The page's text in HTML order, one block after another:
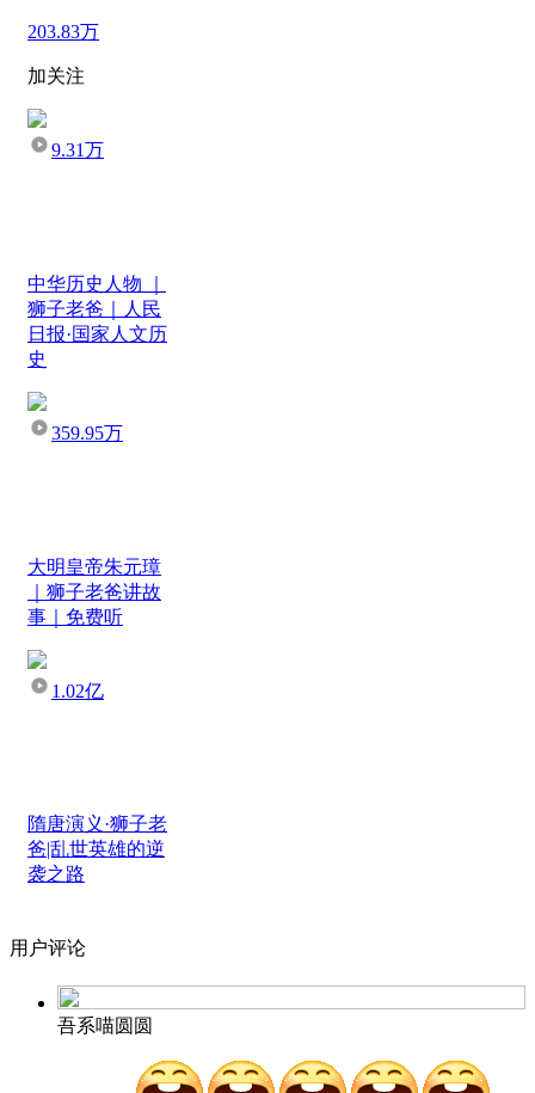
203.83万
加关注
9.31万
中华历史人物 ｜
狮子老爸｜人民
日报·国家人文历
史
359.95万
大明皇帝朱元璋
｜狮子老爸讲故
事｜免费听
1.02亿
隋唐演义·狮子老
爸|乱世英雄的逆
袭之路
用户评论
吾系喵圆圆